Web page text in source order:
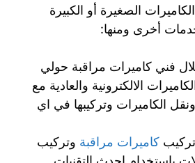
الصغيرة أو الكبيرة
أخرى ومنها:
فني كاميرات مراقبة حولي
الالكترونية والعادية مع
الكاميرات وتركيبها في اي
كاميرات مراقبة وتركيب